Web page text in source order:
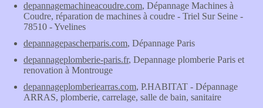
depannagemachineacoudre.com, Dépannage Machines à
Coudre, réparation de machines à coudre - Triel Sur Seine -
78510 - Yvelines
depannagepascherparis.com, Dépannage Paris
depannageplomberie-paris.fr, Depannage plomberie Paris et
renovation à Montrouge
depannageplomberiearras.com, P.HABITAT - Dépannage
ARRAS, plomberie, carrelage, salle de bain, sanitaire